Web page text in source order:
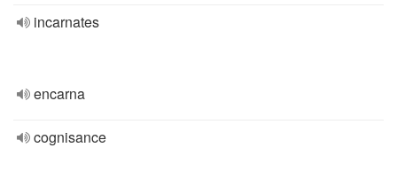
incarnates
encarna
cognisance